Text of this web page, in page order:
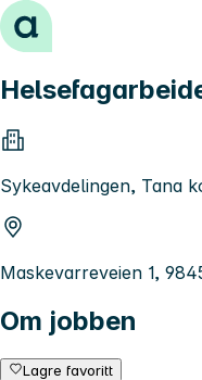
Hopp til innhold
Sykeavdelingen, Tana
Maskevarreveien 1,
Om jobben
Lagre favoritt